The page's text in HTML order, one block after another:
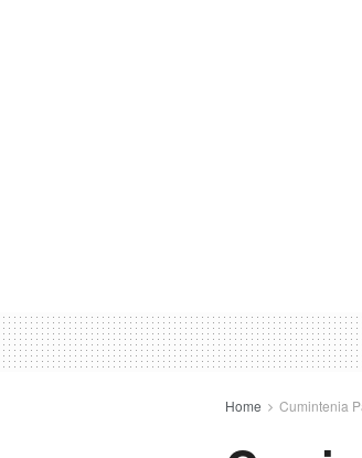
Home Cumintenia